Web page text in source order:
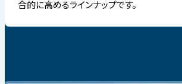
合的に高めるラインナップです。